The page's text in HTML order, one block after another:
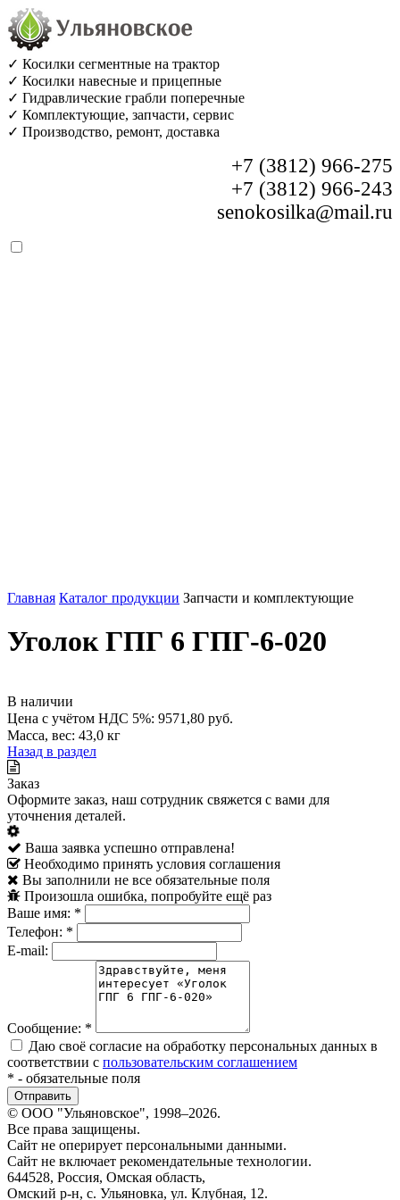
✓ Косилки сегментные на трактор
✓ Косилки навесные и прицепные
✓ Гидравлические грабли поперечные
✓ Комплектующие, запчасти, сервис
✓ Производство, ремонт, доставка
+7 (3812) 966-275
+7 (3812) 966-243
senokosilka@mail.ru
Главная Каталог продукции Запчасти и комплектующие
Уголок ГПГ 6 ГПГ-6-020
В наличии
Цена с учётом НДС 5%: 9571,80 руб.
Масса, вес: 43,0 кг
Назад в раздел
Заказ
Оформите заказ, наш сотрудник свяжется с вами для
уточнения деталей.
Ваша заявка успешно отправлена!
Необходимо принять условия соглашения
Вы заполнили не все обязательные поля
Произошла ошибка, попробуйте ещё раз
Ваше имя: *
Телефон: *
E-mail:
Сообщение: *
Даю своё согласие на обработку персональных данных в
соответствии с пользовательским соглашением
* - обязательные поля
© ООО "Ульяновское", 1998–2026.
Все права защищены.
Сайт не оперирует персональными данными.
Сайт не включает рекомендательные технологии.
644528, Россия, Омская область,
Омский р-н, с. Ульяновка, ул. Клубная, 12.